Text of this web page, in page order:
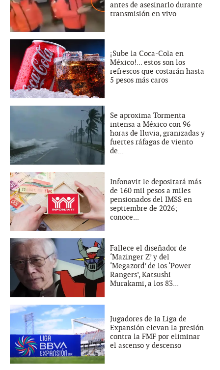
antes de asesinarlo durante
transmisión en vivo
¡Sube la Coca-Cola en
México!... estos son los
refrescos que costarán hasta
5 pesos más caros
Se aproxima Tormenta
intensa a México con 96
horas de lluvia, granizadas y
fuertes ráfagas de viento
de...
Infonavit le depositará más
de 160 mil pesos a miles
pensionados del IMSS en
septiembre de 2026;
conoce...
Fallece el diseñador de
‘Mazinger Z’ y del
‘Megazord’ de los ‘Power
Rangers’, Katsushi
Murakami, a los 83...
Jugadores de la Liga de
Expansión elevan la presión
contra la FMF por eliminar
el ascenso y descenso